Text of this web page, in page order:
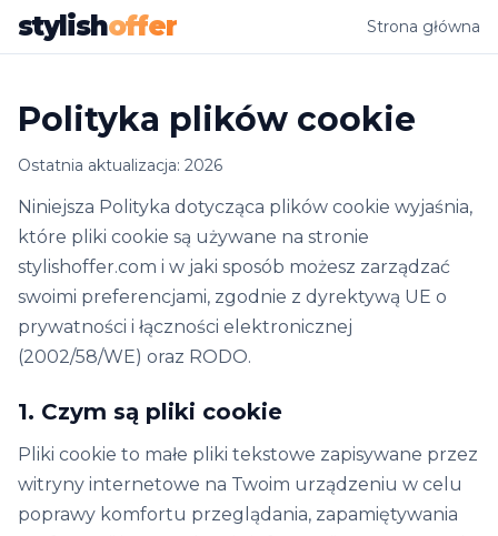
stylishoffer Strona główna
Polityka plików cookie
Ostatnia aktualizacja: 2026
Niniejsza Polityka dotycząca plików cookie wyjaśnia,
które pliki cookie są używane na stronie
stylishoffer.com i w jaki sposób możesz zarządzać
swoimi preferencjami, zgodnie z dyrektywą UE o
prywatności i łączności elektronicznej
(2002/58/WE) oraz RODO.
1. Czym są pliki cookie
Pliki cookie to małe pliki tekstowe zapisywane przez
witryny internetowe na Twoim urządzeniu w celu
poprawy komfortu przeglądania, zapamiętywania